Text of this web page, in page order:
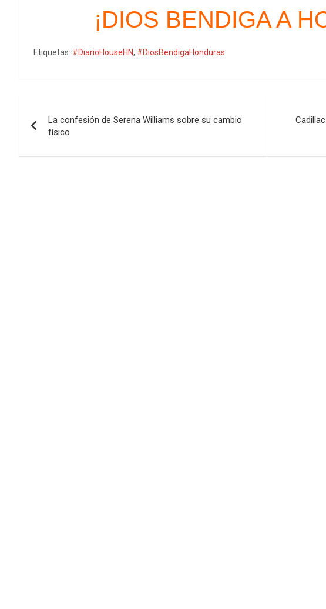
¡DIOS BENDIGA A
Etiquetas: #DiarioHouseHN, #DiosBendigaHonduras
de
entradas
La confesión de Serena Williams sobre su cambio
físico